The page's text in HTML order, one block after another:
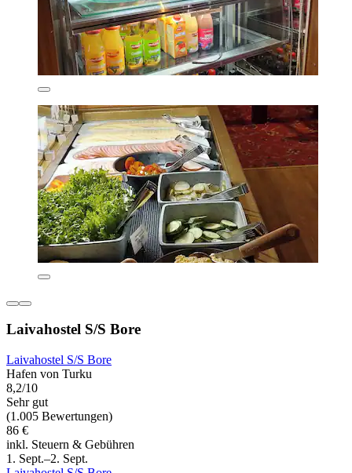
Laivahostel S/S Bore
Laivahostel S/S Bore
Hafen von Turku
8,2/10
Sehr gut
(1.005 Bewertungen)
86 €
inkl. Steuern & Gebühren
1. Sept.–2. Sept.